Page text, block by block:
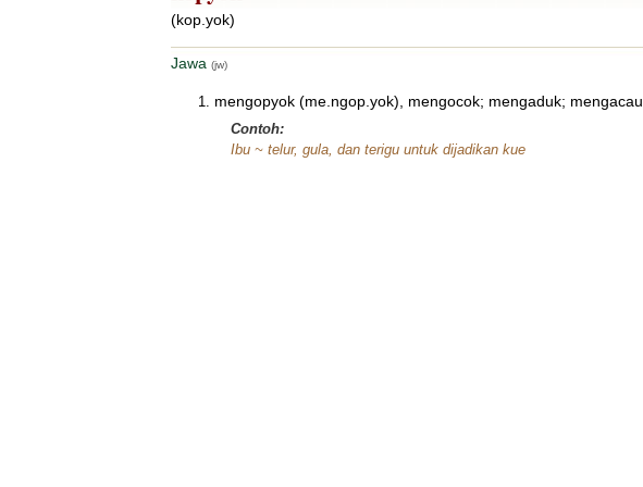
(kop.yok)
Jawa (jw)
mengopyok (me.ngop.yok), mengocok; mengaduk; mengacau
Contoh:
Ibu ~ telur, gula, dan terigu untuk dijadikan kue